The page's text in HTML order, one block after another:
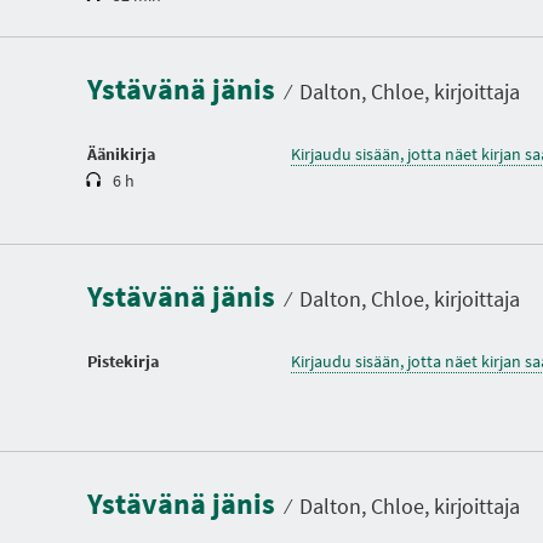
Ystävänä jänis ⁄ Dalton, Chloe, kirjoittaja
Äänikirja
s
o
6 h
Kirjaudu sisään, jotta näet kirjan
Ystävänä jänis ⁄ Dalton, Chloe, kirjoittaja
Pistekirja Kirjaudu sisään, jotta näet kirjan
Ystävänä jänis ⁄ Dalton, Chloe, kirjoittaja